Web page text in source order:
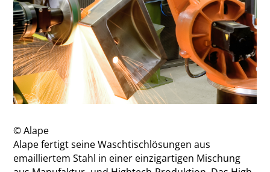
© Alape
Alape fertigt seine Waschtischlösungen aus
emailliertem Stahl in einer einzigartigen Mischung